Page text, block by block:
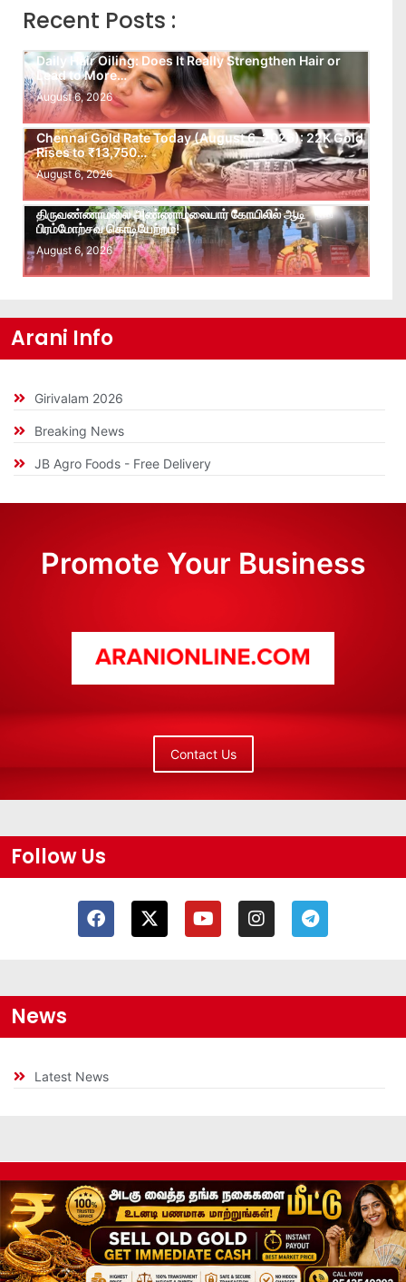
Recent Posts :
Daily Hair Oiling: Does It Really Strengthen Hair or
Lead to More…
August 6, 2026
Chennai Gold Rate Today (August 6, 2026): 22K Gold
Rises to ₹13,750…
August 6, 2026
திருவண்ணாமலை அண்ணாமலையார் கோயிலில் ஆடி
பிரம்மோற்சவ கொடியேற்றம்!
August 6, 2026
Arani Info
Girivalam 2026
Breaking News
JB Agro Foods - Free Delivery
Promote Your Business
Contact Us
Follow Us
News
Latest News